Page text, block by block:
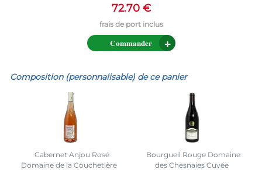
72.70 €
Commander
Composition (personnalisable) de ce panier
Cabernet Anjou Rosé
Domaine de la Couchetière
Bourgueil Rouge Domaine
des Chesnaies Cuvée